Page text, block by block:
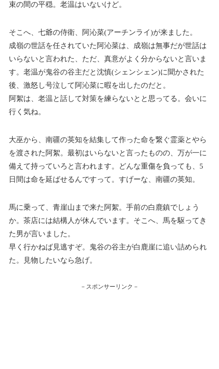
束の間の平穏。老温はいないけど。
そこへ、七爺の侍衛、阿沁菜(アーチンライ)が来ました。
成嶺の世話を任されていた阿沁菜は、成嶺は無事だが世話は
いらないと言われた、ただ、真意がよく分からないと言いま
す。老温が鬼谷の谷主だと沈慎(シェンシェン)に聞かされた
後、激怒し号泣して阿沁菜に暇を出したのだと。
阿絮は、老温と話して対策を練らないとと思ってる。会いに
行く気ね。
大巫から、南疆の英知を結集して作った命を繋ぐ霊薬とやら
を渡された阿絮。最初はいらないと言ったものの、万が一に
備えて持っていろと言われます。どんな重傷を負っても、5
日間は命を延ばせるんですって。すげーな、南疆の英知。
馬に乗って、青崖山まで来た阿絮。手前の白鹿鎮でしょう
か。茶店には結構人が休んでいます。そこへ、馬を駆ってき
た男が言いました。
早く行かねば見逃すぞ。鬼谷の谷主が白鹿崖に追い詰められ
た。見物したいなら急げ。
－スポンサーリンク－